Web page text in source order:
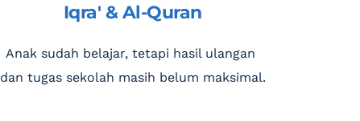
Iqra' & Al-Quran
Anak sudah belajar, tetapi hasil ulangan
dan tugas sekolah masih belum maksimal.